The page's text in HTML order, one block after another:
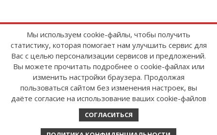
Copyright © 2008-2026FinanceTimes
Зарегистрировано в Роскомнадзоре
Свидетельство о регистрации СМИ:
серия Эл № ФС77-86300 от 10 ноября 2023 г
Мы используем cookie-файлы, чтобы получить
статистику, которая помогает нам улучшить сервис для
Вас с целью персонализации сервисов и предложений.
Вы можете прочитать подробнее о cookie-файлах или
изменить настройки браузера. Продолжая
пользоваться сайтом без изменения настроек, вы
даёте согласие на использование ваших cookie-файлов
СОГЛАСИТЬСЯ